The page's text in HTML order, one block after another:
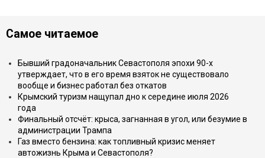
Самое читаемое
Бывший градоначальник Севастополя эпохи 90-х
утверждает, что в его время взяток не существовало
вообще и бизнес работал без откатов
Крымский туризм нащупал дно к середине июля 2026
года
Финальный отсчёт: крыса, загнанная в угол, или безумие в
администрации Трампа
Газ вместо бензина: как топливный кризис меняет
автожизнь Крыма и Севастополя?